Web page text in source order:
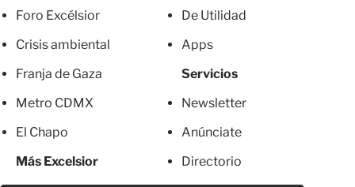
Foro Excélsior
Crisis ambiental
Franja de Gaza
Metro CDMX
El Chapo
Más Excelsior
De Utilidad
Apps
Servicios
Newsletter
Anúnciate
Directorio